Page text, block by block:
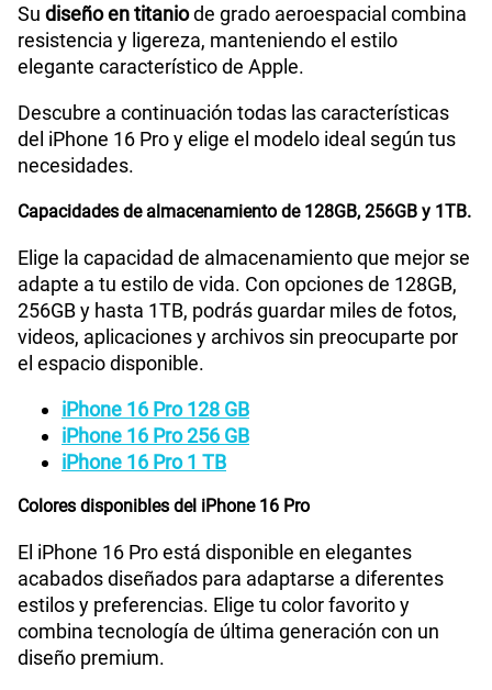
Su diseño en titaniode grado aeroespacial combina
resistencia y ligereza, manteniendo el estilo
elegante característico de Apple.
Descubre a continuación todas las características
del iPhone 16 Pro y elige el modelo ideal según tus
necesidades.
Capacidades de almacenamiento de 128GB, 256GB y 1TB.
Elige la capacidad de almacenamiento que mejor se
adapte a tu estilo de vida. Con opciones de 128GB,
256GB y hasta 1TB, podrás guardar miles de fotos,
videos, aplicaciones y archivos sin preocuparte por
el espacio disponible.
iPhone 16 Pro 128 GB
iPhone 16 Pro 256 GB
iPhone 16 Pro 1 TB
Colores disponibles del iPhone 16 Pro
El iPhone 16 Pro está disponible en elegantes
acabados diseñados para adaptarse a diferentes
estilos y preferencias. Elige tu color favorito y
combina tecnología de última generación con un
diseño premium.